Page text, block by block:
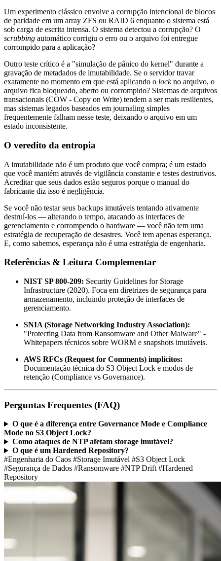
Um experimento clássico envolve a corrupção intencional de blocos
de paridade em um array ZFS ou RAID 6 enquanto o sistema está
sob carga de escrita intensa. O sistema detectou a corrupção? O
scrubbing automático corrigiu o erro ou o arquivo foi entregue
corrompido para a aplicação?
Outro teste crítico é a "simulação de pânico do kernel" durante a
gravação de metadados de imutabilidade. Se o servidor travar
exatamente no momento em que está aplicando o lockno arquivo, o
arquivo fica bloqueado, aberto ou corrompido? Sistemas de arquivos
transacionais (COW - Copy on Write) tendem a ser mais resilientes,
mas sistemas legados baseados em journaling simples
frequentemente falham nesse teste, deixando o arquivo em um
estado inconsistente.
O veredito da entropia
A imutabilidade não é um produto que você compra; é um estado
que você mantém através de vigilância constante e testes destrutivos.
Acreditar que seus dados estão seguros porque o manual do
fabricante diz isso é negligência.
Se você não testar seus backups imutáveis tentando ativamente
destruí-los — alterando o tempo, atacando as interfaces de
gerenciamento e corrompendo o hardware — você não tem uma
estratégia de recuperação de desastres. Você tem apenas esperança.
E, como sabemos, esperança não é uma estratégia de engenharia.
Referências & Leitura Complementar
NIST SP 800-209: Security Guidelines for Storage
Infrastructure (2020). Foca em diretrizes de segurança para
armazenamento, incluindo proteção de interfaces de
gerenciamento.
SNIA (Storage Networking Industry Association):
"Protecting Data from Ransomware and Other Malware" -
Whitepapers técnicos sobre WORM e snapshots imutáveis.
AWS RFCs (Request for Comments) implícitos:
Documentação técnica do S3 Object Lock e modos de
retenção (Compliance vs Governance).
Perguntas Frequentes (FAQ)
O que é a diferença entre Governance Mode e Compliance
Mode no S3 Object Lock?
Como ataques de NTP afetam storage imutável?
O que é um Hardened Repository?
#Engenharia do Caos #Storage Imutável #S3 Object Lock
#Segurança de Dados #Ransomware #NTP Drift#Hardened
Repository